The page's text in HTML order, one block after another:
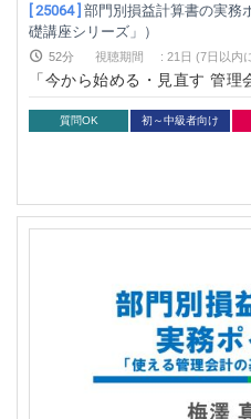
[ 25064 ] 部門別損益計算書の実務
礎講座シリーズ」）
52分 視聴期間 : 21日 (7日以内
「今から始める・見直す 管理
（中央経済社）」の著者でも
美が「現場」で使える事業別
質問OK 初～中級者向け